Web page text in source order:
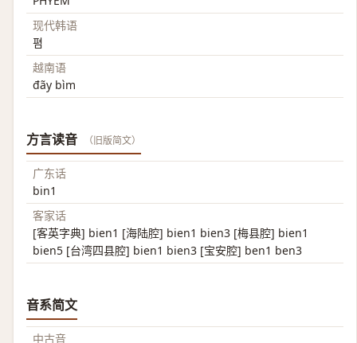
现代韩语
폄
越南语
đãy bìm
方言读音 （旧版简文）
广东话
bin1
客家话
[客英字典] bien1 [海陆腔] bien1 bien3 [梅县腔] bien1
bien5 [台湾四县腔] bien1 bien3 [宝安腔] ben1 ben3
音系简文
中古音